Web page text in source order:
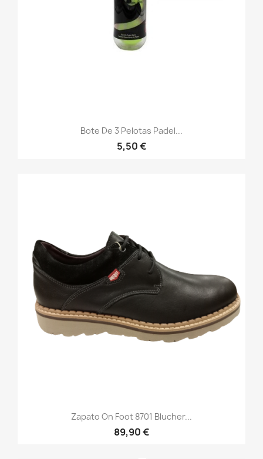
Bote De 3 Pelotas Padel...
5,50 €
Zapato On Foot 8701 Blucher...
89,90 €